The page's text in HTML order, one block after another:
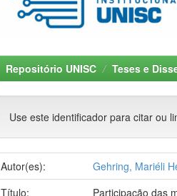
Repositório UNISC Teses e
Use este identificador para citar ou
Autor(es):
Gehring, Mariéli
Título:
Participação das